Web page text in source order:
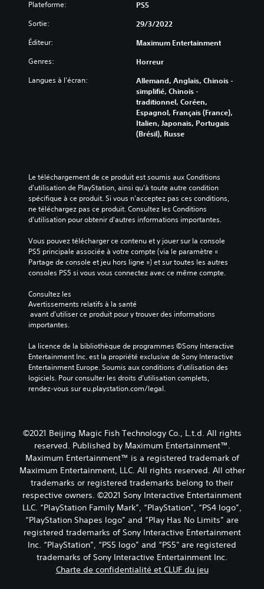
Plateforme: PS5
Sortie: 29/3/2022
Éditeur: Maximum Entertainment
Genres: Horreur
Langues à l'écran:
Allemand, Anglais, Chinois -
simplifié, Chinois -
traditionnel, Coréen,
Espagnol, Français (France),
Italien, Japonais, Portugais
(Brésil), Russe
Le téléchargement de ce produit est soumis aux Conditions
d'utilisation de PlayStation, ainsi qu'à toute autre condition
spécifique à ce produit. Si vous n'acceptez pas ces conditions,
ne téléchargez pas ce produit. Consultez les Conditions
d'utilisation pour obtenir d'autres informations importantes.
Vous pouvez télécharger ce contenu et y jouer sur la console
PS5 principale associée à votre compte (via le paramètre «
Partage de console et jeu hors ligne ») et sur toutes les autres
consoles PS5 si vous vous connectez avec ce même compte.
Consultez les
Avertissements relatifs à la santé
importantes.
La licence de la bibliothèque de programmes ©Sony Interactive
Entertainment Inc. est la propriété exclusive de Sony Interactive
Entertainment Europe. Soumis aux conditions d’utilisation des
logiciels. Pour consulter les droits d’utilisation complets,
rendez-vous sur eu.playstation.com/legal.
©2021 Beijing Magic Fish Technology Co., L.t.d. All rights
reserved. Published by Maximum Entertainment™.
Maximum Entertainment™ is a registered trademark of
Maximum Entertainment, LLC. All rights reserved. All other
trademarks or registered trademarks belong to their
respective owners. ©2021 Sony Interactive Entertainment
LLC. “PlayStation Family Mark”, “PlayStation”, “PS4 logo”,
“PlayStation Shapes logo” and “Play Has No Limits” are
registered trademarks of Sony Interactive Entertainment
Inc. “PlayStation”, “PS5 logo” and “PS5" are registered
trademarks of Sony Interactive Entertainment Inc.
Charte de confidentialité et CLUF du jeu